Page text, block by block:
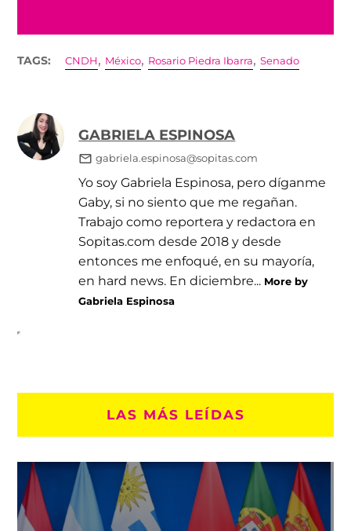
TAGS: CNDH , México, Rosario Piedra Ibarra,Senado
GABRIELA ESPINOSA
gabriela.espinosa@sopitas.com
Yo soy Gabriela Espinosa, pero díganme
Gaby, si no siento que me regañan.
Trabajo como reportera y redactora en
Sopitas.com desde 2018 y desde
entonces me enfoqué, en su mayoría,
en hard news. En diciembre... More by
Gabriela Espinosa
LAS MÁS LEÍDAS